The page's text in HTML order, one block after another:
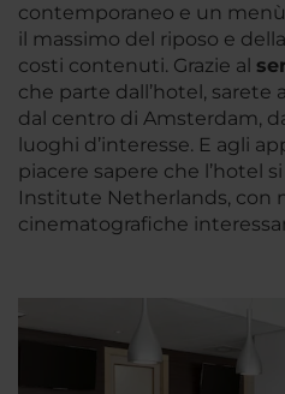
contemporaneo e un
il massimo del riposo e
costi contenuti. Grazie al
che parte dall’hotel, sarete
dal centro di Amsterdam,
luoghi d’interesse. E agli
piacere sapere che l’hotel
Institute Netherlands, con
cinematografiche